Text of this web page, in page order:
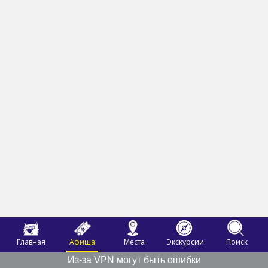
Главная Афиша Места Экскурсии
Поиск
Из-за VPN могут быть ошибки